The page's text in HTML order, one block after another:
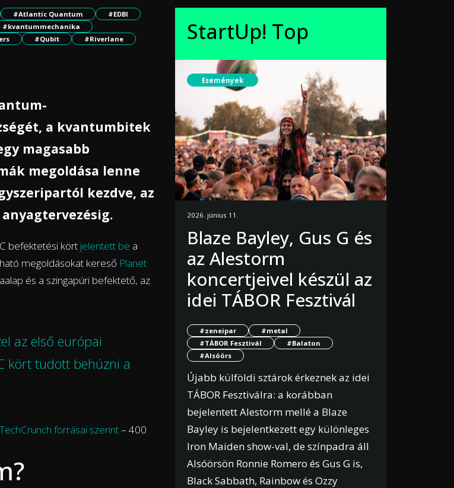
#Atlantic Quantum
#EDBI
#kvantummechanika
#Qubit
#Riverlane
a kvantumbitek
magasabb
megoldása lenne
kezdve, az
befektetési kört jelentett be a
megoldásokat kereső Planet
és a szingapúri befektető, az
az első európai
kört tudott behúzni a
forrásai szerint– 400
StartUp! Top
Események
2026. június 11.
Blaze Bayley, Gus G és
az Alestorm
koncertjeivel készül az
idei TÁBOR Fesztivál
#zeneipar
#metal
#TÁBOR Fesztivál
#Balaton
#Alsóörs
Újabb külföldi sztárok érkeznek az idei
TÁBOR Fesztiválra: a korábban
bejelentett Alestorm mellé a Blaze
Bayley is bejelentkezett egy különleges
Iron Maiden show-val, de színpadra áll
Alsóörsön Ronnie Romero és Gus G is,
Black Sabbath, Rainbow és Ozzy